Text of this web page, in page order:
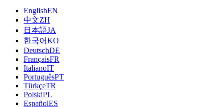
EnglishEN
中文ZH
日本語JA
한국어KO
DeutschDE
FrançaisFR
ItalianoIT
PortuguêsPT
TürkçeTR
PolskiPL
EspañolES